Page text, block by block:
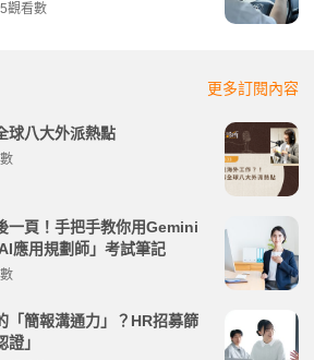
觀看數
更多訂閱內容
球八大外派熱點
一頁！手把手教你用Gemini
應用規劃師」考試筆記
「簡報溝通力」？HR招募篩
」